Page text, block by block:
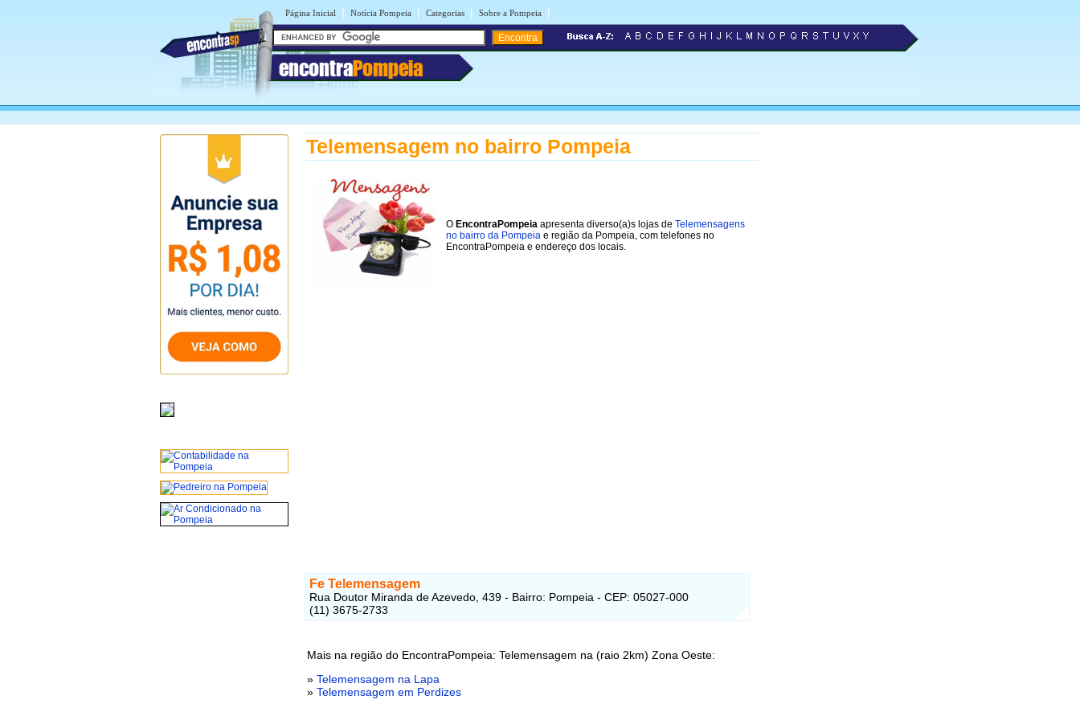
Página Inicial | Notícia Pompeia | Categorias | Sobre a Pompeia |
encontraPompeia
Telemensagem no bairro Pompeia
O EncontraPompeia apresenta diverso(a)s lojas de Telemensagens
no bairro da Pompeia e região da Pompeia, com telefones no
EncontraPompeia e endereço dos locais.
Fe Telemensagem
Rua Doutor Miranda de Azevedo, 439 - Bairro: Pompeia - CEP: 05027-000
(11) 3675-2733
Mais na região do EncontraPompeia: Telemensagem na (raio 2km) Zona Oeste:
» Telemensagem na Lapa
» Telemensagem em Perdizes